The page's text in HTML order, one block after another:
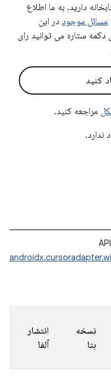
دارید، به ما اطلاع
مسائل موجود در این
دکمه ستاره می توانید رای
کنید
مراجعه کنید.
ندارد.
نسخه
بتا
انتشار
آلفا